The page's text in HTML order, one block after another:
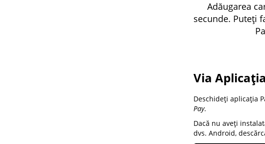
Adăugarea
secunde. Puteți
Via
Deschideți aplicația
Pay.
Dacă nu aveți
dvs. Android,